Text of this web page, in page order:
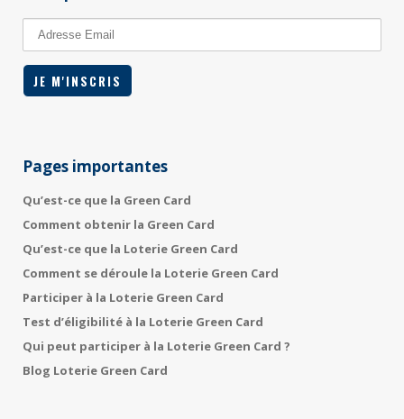
Pages importantes
Qu’est-ce que la Green Card
Comment obtenir la Green Card
Qu’est-ce que la Loterie Green Card
Comment se déroule la Loterie Green Card
Participer à la Loterie Green Card
Test d’éligibilité à la Loterie Green Card
Qui peut participer à la Loterie Green Card ?
Blog Loterie Green Card